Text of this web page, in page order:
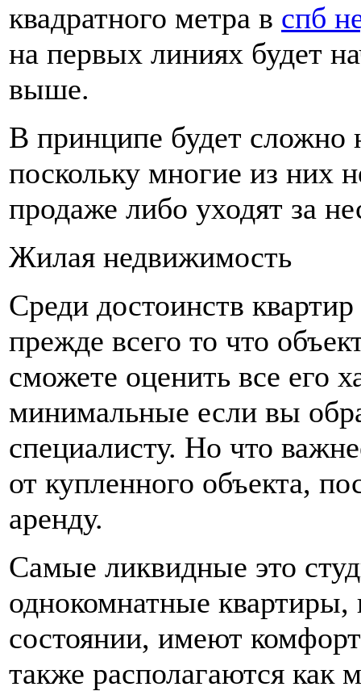
квадратного метра в спб
на первых линиях будет
выше.
В принципе будет сложно
поскольку многие из них
продаже либо уходят за
Жилая недвижимость
Среди достоинств
прежде всего то что
сможете оценить все его
минимальные если вы
специалисту. Но что
от купленного объекта,
аренду.
Самые ликвидные это
однокомнатные квартиры,
состоянии, имеют
также располагаются